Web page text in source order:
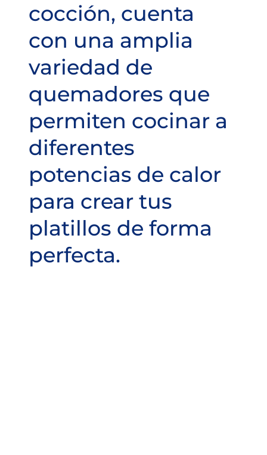
cocción, cuenta
con una amplia
variedad de
quemadores que
permiten cocinar a
diferentes
potencias de calor
para crear tus
platillos de forma
perfecta.